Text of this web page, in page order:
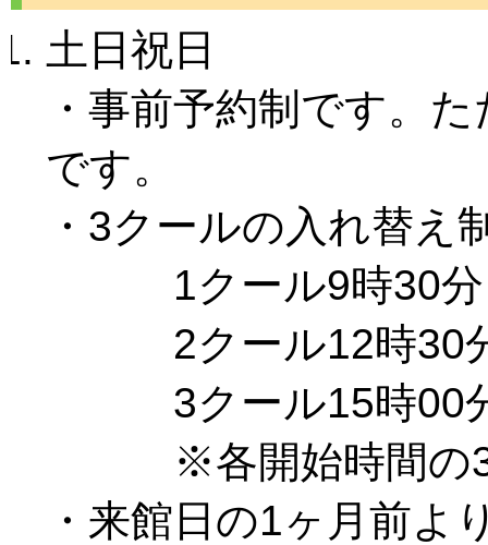
土日祝日
・事前予約制です。
です。
・3クールの入れ替え
1クール9時30分
2クール12時30分
3クール15時00分
※各開始時間の30
・来館日の1ヶ月前よ